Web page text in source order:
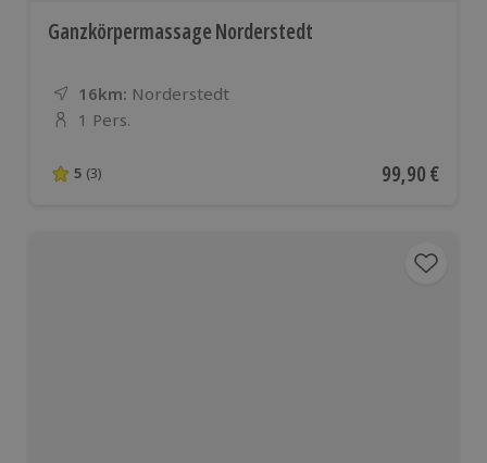
Ganzkörpermassage Norderstedt
16km: Entfernung
Standort
Norderstedt
Anzahl der Teilnehmer
1 Pers.
5 von 5 Sternen basierend auf 3 Bewertungen
5 (3) Aktueller
99,90 €